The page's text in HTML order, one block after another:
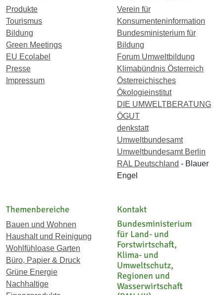
Produkte
Tourismus
Bildung
Green Meetings
EU Ecolabel
Presse
Impressum
Verein für
Konsumenteninformation
Bundesministerium für
Bildung
Forum Umweltbildung
Klimabündnis Österreich
Österreichisches
Ökologieinstitut
DIE UMWELTBERATUNG
ÖGUT
denkstatt
Umweltbundesamt
Umweltbundesamt Berlin
RAL Deutschland - Blauer
Engel
Themenbereiche
Bauen und Wohnen
Haushalt und Reinigung
Wohlfühloase Garten
Büro, Papier & Druck
Grüne Energie
Nachhaltige
Kontakt
Bundesministerium
für Land- und
Forstwirtschaft,
Klima- und
Umweltschutz,
Regionen und
Wasserwirtschaft